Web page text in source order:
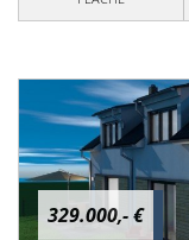
329.000,- €